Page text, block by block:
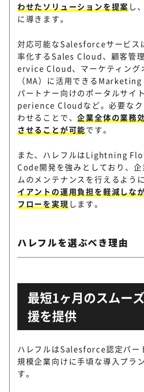
わせたソリューションを提案 し
に導きます。
対応可能なSalesforceサービス
率化するSales Cloud、顧客管
ervice Cloud、マーケティング
（MA）に活用できる
パートナー向けのポータルサイ
perience Cloudなど。必要なク
わせることで、企業全体の業務
させることが可能です。
また、ハレフルはLightning
Code開発を強みとしており、
ムのメンテナンスを行えるよう
イアントの運用負担を軽減しな
フローを実現 します。
ハレフルを選ぶべき理由
最短1ヶ月のスムー
援を提供
ハレフルはSalesforce認定パー
規模企業向けに手頃な導入プラ
す。